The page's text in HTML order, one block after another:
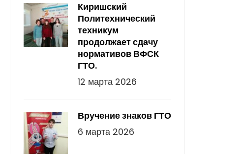
Киришский
Политехнический
техникум
продолжает сдачу
нормативов ВФСК
ГТО.
12 марта 2026
Вручение знаков ГТО
6 марта 2026